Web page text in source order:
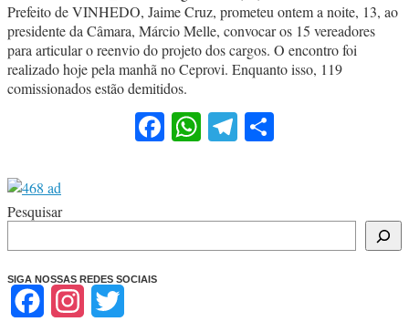
Prefeito de VINHEDO, Jaime Cruz, prometeu ontem a noite, 13, ao
presidente da Câmara, Márcio Melle, convocar os 15 vereadores
para articular o reenvio do projeto dos cargos. O encontro foi
realizado hoje pela manhã no Ceprovi. Enquanto isso, 119
comissionados estão demitidos.
Facebook
WhatsApp
Telegram
Pesquisar
SIGA NOSSAS REDES SOCIAIS
FacebookInstagram